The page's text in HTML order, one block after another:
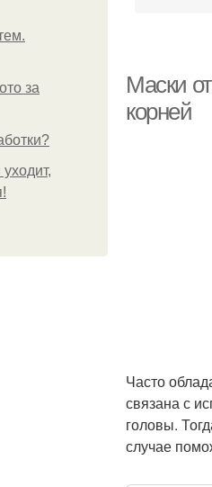
за
Маски
корней
Часто
связана с
головы.
случае